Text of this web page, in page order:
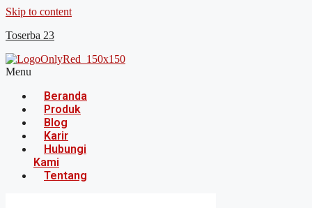
Skip to content
Toserba 23
Menu
Beranda
Produk
Blog
Karir
Hubungi
Kami
Tentang